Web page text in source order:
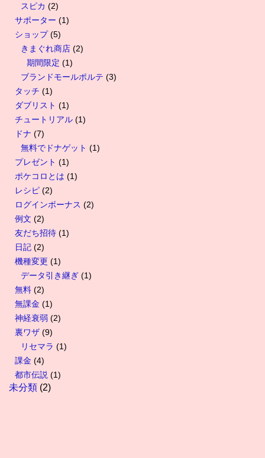
スピカ (2)
サポーター (1)
ショップ(5)
きまぐれ商店 (2)
期間限定 (1)
ブランドモールポルテ (3)
タッチ (1)
ダブリスト (1)
チュートリアル (1)
ドナ (7)
無料でドナゲット (1)
プレゼント (1)
ポケコロとは (1)
レシピ (2)
ログインボーナス (2)
例文 (2)
友だち招待 (1)
日記 (2)
機種変更 (1)
データ引き継ぎ (1)
無料 (2)
無課金 (1)
神経衰弱 (2)
裏ワザ (9)
リセマラ (1)
課金 (4)
都市伝説 (1)
未分類 (2)